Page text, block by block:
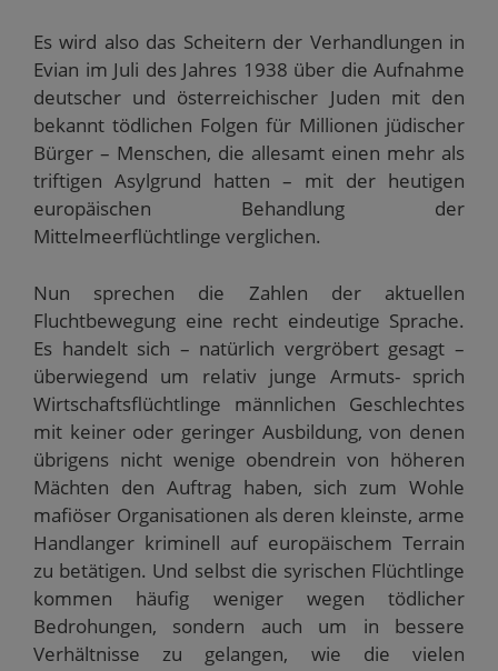
Es wird also das Scheitern der Verhandlungen in
Evian im Juli des Jahres 1938 über die Aufnahme
deutscher und österreichischer Juden mit den
bekannt tödlichen Folgen für Millionen jüdischer
Bürger – Menschen, die allesamt einen mehr als
triftigen Asylgrund hatten – mit der heutigen
europäischen Behandlung der
Mittelmeerflüchtlinge verglichen.
Nun sprechen die Zahlen der aktuellen
Fluchtbewegung eine recht eindeutige Sprache.
Es handelt sich – natürlich vergröbert gesagt –
überwiegend um relativ junge Armuts- sprich
Wirtschaftsflüchtlinge männlichen Geschlechtes
mit keiner oder geringer Ausbildung, von denen
übrigens nicht wenige obendrein von höheren
Mächten den Auftrag haben, sich zum Wohle
mafiöser Organisationen als deren kleinste, arme
Handlanger kriminell auf europäischem Terrain
zu betätigen. Und selbst die syrischen Flüchtlinge
kommen häufig weniger wegen tödlicher
Bedrohungen, sondern auch um in bessere
Verhältnisse zu gelangen, wie die vielen